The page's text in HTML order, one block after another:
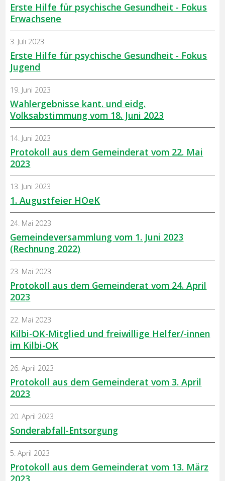
Erste Hilfe für psychische Gesundheit - Fokus
Erwachsene
Erste Hilfe für psychische Gesundheit - Fokus
Jugend
3. Juli 2023
Wahlergebnisse kant. und eidg.
Volksabstimmung vom 18. Juni 2023
19. Juni 2023
Protokoll aus dem Gemeinderat vom 22. Mai
2023
14. Juni 2023
1. Augustfeier HOeK
13. Juni 2023
Gemeindeversammlung vom 1. Juni 2023
(Rechnung 2022)
24. Mai 2023
Protokoll aus dem Gemeinderat vom 24. April
2023
23. Mai 2023
Kilbi-OK-Mitglied und freiwillige Helfer/-innen
im Kilbi-OK
22. Mai 2023
Protokoll aus dem Gemeinderat vom 3. April
2023
26. April 2023
Sonderabfall-Entsorgung
20. April 2023
Protokoll aus dem Gemeinderat vom 13. März
2023
5. April 2023